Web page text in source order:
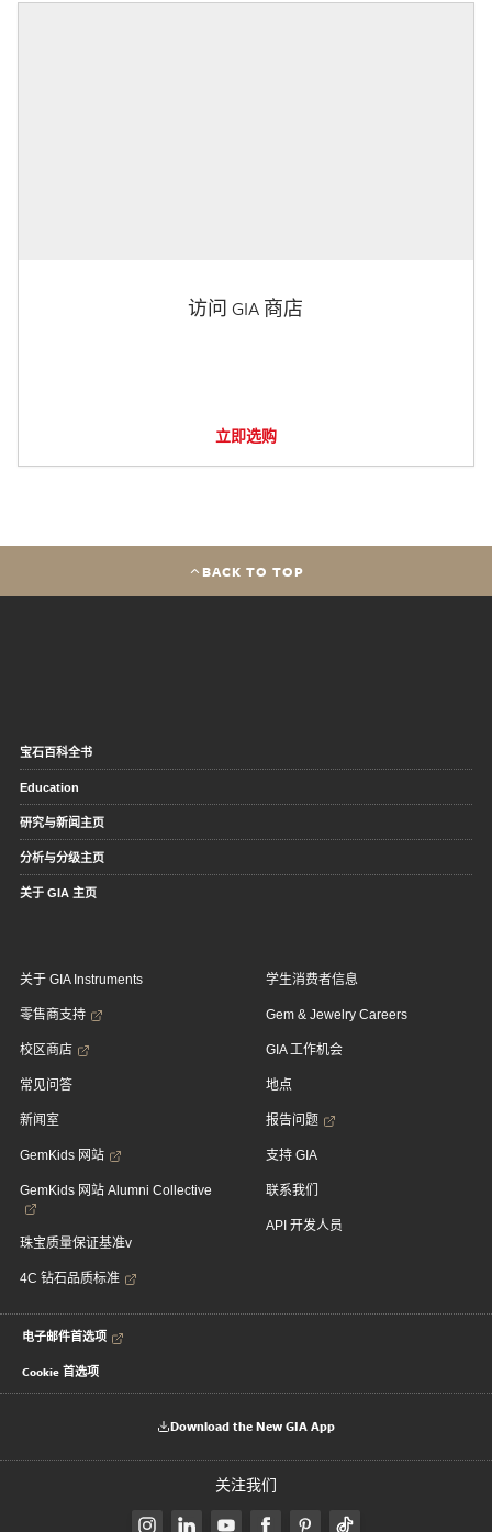
访问 GIA 商店
立即选购
BACK TO TOP
宝石百科全书
Education
研究与新闻主页
分析与分级主页
关于 GIA 主页
关于 GIA Instruments
零售商支持
校区商店
常见问答
新闻室
GemKids 网站
GemKids 网站 Alumni Collective
珠宝质量保证基准v
4C 钻石品质标准
学生消费者信息
Gem & Jewelry Careers
GIA 工作机会
地点
报告问题
支持 GIA
联系我们
API 开发人员
电子邮件首选项
Cookie 首选项
Download the New GIA App
关注我们